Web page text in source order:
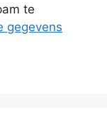
te
gegevens